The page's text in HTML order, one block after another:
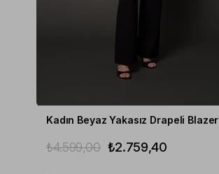
Kadın Beyaz Yakasız Drapeli Blazer
₺2.759,40
₺4.599,00